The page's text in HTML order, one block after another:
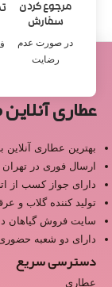
مرجوع کردن
سفارش
در صورت عدم
رضایت
عطاری
بهترین عطاری
ارسال فوری در تهران
دارای جواز کسب از
تولید کننده گلاب و
سایت فروش گیاهان
دارای دو شعبه
دسترسی سریع
عطاری